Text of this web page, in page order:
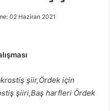
02 Haziran 2021
şiir,Ördek için
şiiri,Baş harfleri Ördek